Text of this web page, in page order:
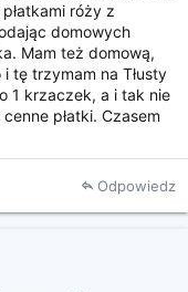
róży z
domowych
Mam też domową,
tę trzymam na Tłusty
1 krzaczek, a i tak nie
płatki. Czasem
Odpowiedz